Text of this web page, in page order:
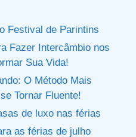
Festival de Parintins
Fazer Intercâmbio nos
Sua Vida!
O Método Mais
Tornar Fluente!
de luxo nas férias
as férias de julho